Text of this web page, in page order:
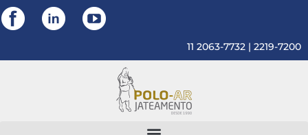
11 2063-7732 | 2219-7200